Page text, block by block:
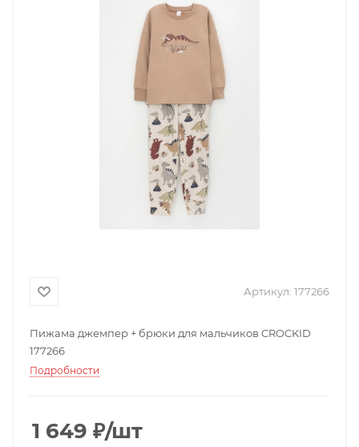
Артикул: 177266
Пижама джемпер + брюки для мальчиков CROCKID
177266
Подробности
1 649 ₽/шт